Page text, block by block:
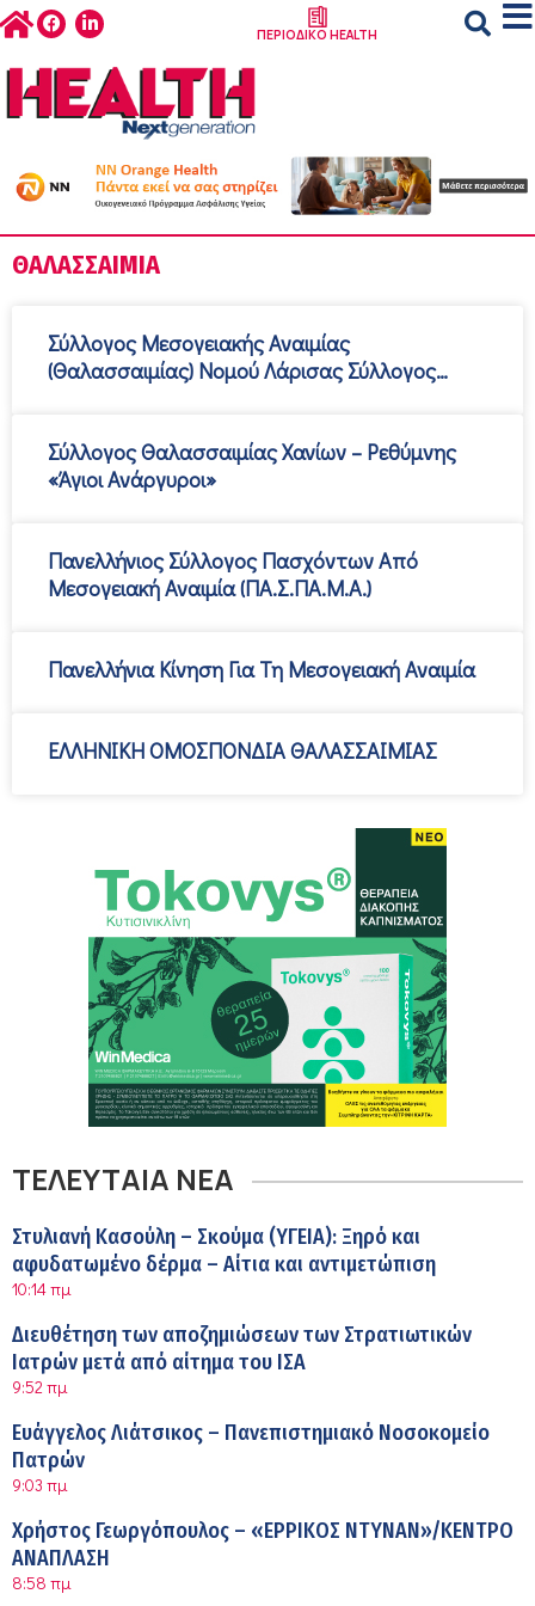
ΠΕΡΙΟΔΙΚΟ HEALTH
ΘΑΛΑΣΣΑΙΜΊΑ
Σύλλογος Μεσογειακής Αναιµίας
(Θαλασσαιµίας) Νοµού Λάρισας Σύλλογος
Σύλλογος Θαλασσαιµίας Χανίων – Ρεθύµνης
«Άγιοι Ανάργυροι»
Πανελλήνιος Σύλλογος Πασχόντων Από
Μεσογειακή Αναιµία (ΠΑ.Σ.ΠΑ.Μ.Α.)
Πανελλήνια Κίνηση Για Τη Μεσογειακή Αναιµία
ΕΛΛΗΝΙΚΗ ΟΜΟΣΠΟΝΔΙΑ ΘΑΛΑΣΣΑΙΜΙΑΣ
ΤΕΛΕΥΤΑΙΑ ΝΕΑ
Στυλιανή Κασούλη – Σκούμα (ΥΓΕΙΑ): Ξηρό και
αφυδατωμένο δέρμα – Αίτια και αντιμετώπιση
10:14 πμ
Διευθέτηση των αποζημιώσεων των Στρατιωτικών
Ιατρών μετά από αίτημα του ΙΣΑ
9:52 πμ
Ευάγγελος Λιάτσικος – Πανεπιστημιακό Νοσοκομείο
Πατρών
9:03 πμ
Χρήστος Γεωργόπουλος – «ΕΡΡΙΚΟΣ ΝΤΥΝΑΝ»/ΚΕΝΤΡΟ
ΑΝΑΠΛΑΣΗ
8:58 πμ